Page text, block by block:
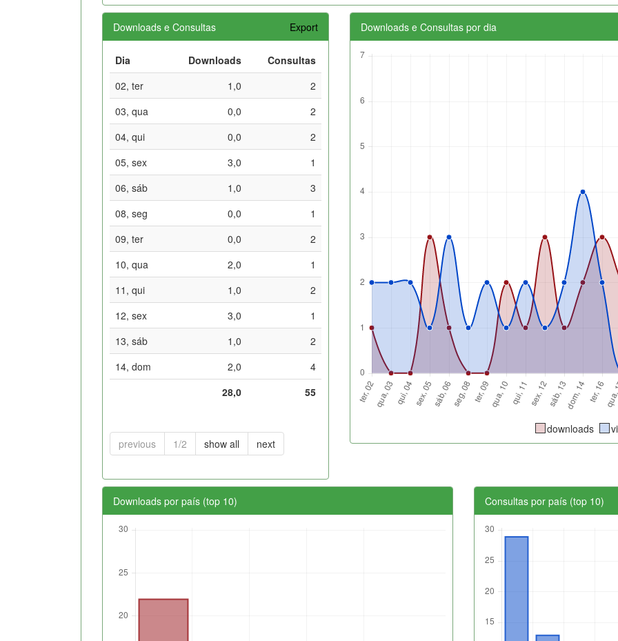
Downloads e Consultas Export
Dia Downloads
Consultas
02, ter
1,0
2
03, qua
0,0
2
04, qui
0,0
2
05, sex
3,0
1
06, sáb
1,0
3
08, seg
0,0
1
09, ter
0,0
2
10, qua
2,0
1
11, qui
1,0
2
12, sex
3,0
1
13, sáb
1,0
2
14, dom
2,0
4
28,0
55
previous 1/2 show all next
Downloads e Consultas por dia
downloads
Downloads por país (top 10) Consultas por país (top 10)